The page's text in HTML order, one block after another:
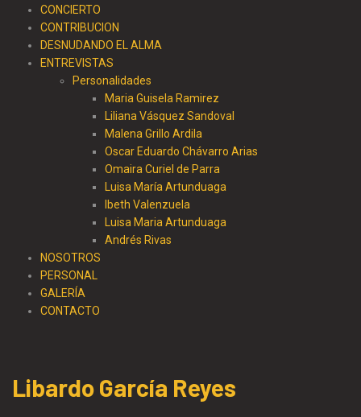
CONCIERTO
CONTRIBUCION
DESNUDANDO EL ALMA
ENTREVISTAS
Personalidades
Maria Guisela Ramirez
Liliana Vásquez Sandoval
Malena Grillo Ardila
Oscar Eduardo Chávarro Arias
Omaira Curiel de Parra
Luisa María Artunduaga
Ibeth Valenzuela
Luisa Maria Artunduaga
Andrés Rivas
NOSOTROS
PERSONAL
GALERÍA
CONTACTO
Libardo García Reyes